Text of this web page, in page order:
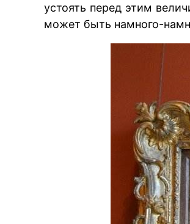
устоять перед этим
может быть намного-